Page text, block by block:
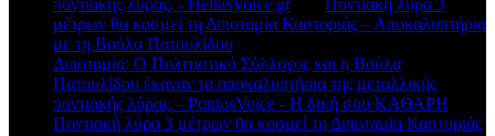
ποντιακής λύρας. - HellasVoice.grστο Ποντιακή λύρα 3
μέτρων θα κοσμεί τη Διποταμία Καστοριάς – Αποκαλυπτήρια
με τη Βούλα Πατουλίδου
Διποταμία: Ο Πολιτιστικό Σύλλογος και η Βούλα
Πατουλίδου έκαναν τα αποκαλυπτήρια της μεταλλικής
ποντιακής λύρας. - PontosVoice - H δική σου ΚΑΘΑΡΗ
Ποντιακή λύρα 3 μέτρων θα κοσμεί τη Διποταμία Καστοριάς